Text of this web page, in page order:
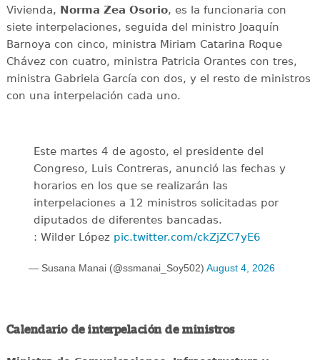
Vivienda, Norma Zea Osorio, es la funcionaria con
siete interpelaciones, seguida del ministro Joaquín
Barnoya con cinco, ministra Miriam Catarina Roque
Chávez con cuatro, ministra Patricia Orantes con tres,
ministra Gabriela García con dos, y el resto de ministros
con una interpelación cada uno.
Este martes 4 de agosto, el presidente del
Congreso, Luis Contreras, anunció las fechas y
horarios en los que se realizarán las
interpelaciones a 12 ministros solicitadas por
diputados de diferentes bancadas.
: Wilder López pic.twitter.com/ckZjZC7yE6
— Susana Manai (@ssmanai_Soy502) August 4, 2026
Calendario de interpelación de ministros